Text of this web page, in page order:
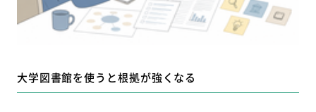
大学図書館を使うと根拠が強くなる